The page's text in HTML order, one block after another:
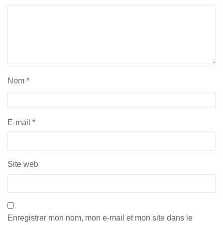
Nom *
E-mail *
Site web
Enregistrer mon nom, mon e-mail et mon site dans le